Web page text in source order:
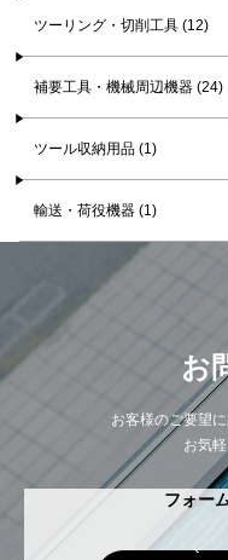
ツーリング・切削工具 (12)
補要工具・機械周辺機器 (24)
ツール収納用品 (1)
輸送・荷役機器 (1)
お
お客様のご要望
お気
フォー